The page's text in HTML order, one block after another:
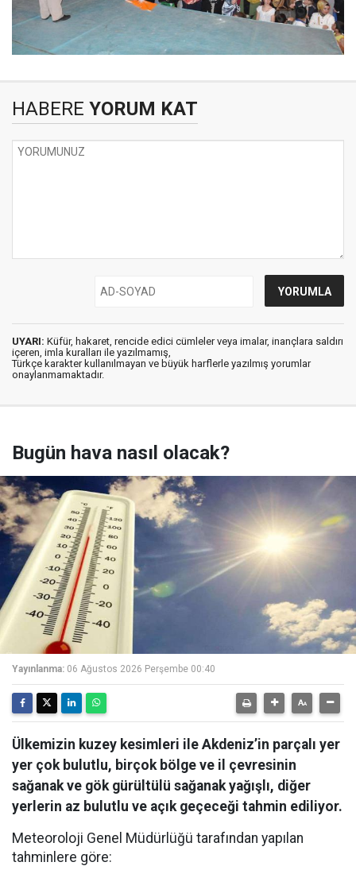
HABERE YORUM KAT
UYARI: Küfür, hakaret, rencide edici cümleler veya imalar, inançlara saldırı
içeren, imla kuralları ile yazılmamış,
Türkçe karakter kullanılmayan ve büyük harflerle yazılmış yorumlar
onaylanmamaktadır.
Bugün hava nasıl olacak?
Yayınlanma: 06 Ağustos 2026 Perşembe 00:40
Ülkemizin kuzey kesimleri ile Akdeniz’in parçalı yer
yer çok bulutlu, birçok bölge ve il çevresinin
sağanak ve gök gürültülü sağanak yağışlı, diğer
yerlerin az bulutlu ve açık geçeceği tahmin ediliyor.
Meteoroloji Genel Müdürlüğü tarafından yapılan
tahminlere göre: